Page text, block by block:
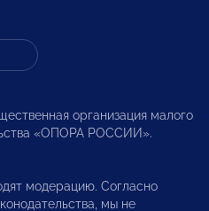
организация малого
«ОПОРА РОССИИ».
модерацию. Согласно
мы не